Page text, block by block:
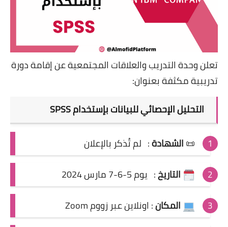
تعلن وحدة التدريب والعلاقات المجتمعية عن إقامة دورة
تدريبية مكثفة بعنوان:
التحليل الإحصائي للبيانات بإستخدام SPSS
📜الشهادة: لم تُذكر بالإعلان
التاريخ: يوم 5-6-7 مارس 2024
المكان: اونلاين عبر زووم Zoom